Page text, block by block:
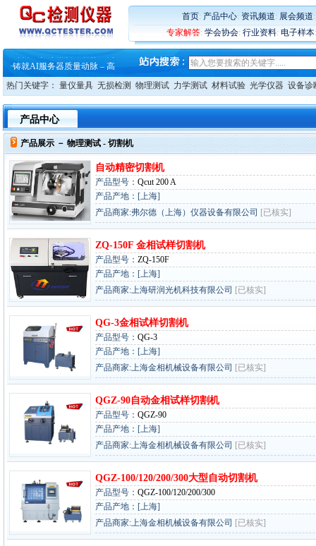
首页: 产品中心: 资讯频道: 展会频道
专家解答: 学会协会: 行业资料: 电子样本
蔡司软件 | 高效变形分析能
·铸就AI服务器质量动脉 – 高
·铸就AI服务器质量动脉 – 高
·ZEISS BOSELLO ADR 让内部缺
·蔡司和亿纬锂能达成战略合作
蔡司软件 | 高效变形分析能
·铸就AI服务器质量动脉 – 高
·铸就AI服务器质量动脉 – 高
·ZEISS BOSELLO ADR 让内部缺
蔡司和亿纬锂能达成战略合作
·大牌云集 买家升级 ——26
热门关键字： 量仪量具 无损检测 物理测试 力学测试 材料试验 光学仪器 设备诊
产品中心
产品展示 －物理测试- 切割机
自动精密切割机
产品型号： Qcut 200 A
产品产地：[上海]
产品商家:弗尔德（上海）仪器设备有限公司 [已核实]
ZQ-150F 金相试样切割机
产品型号： ZQ-150F
产品产地：[上海]
产品商家:上海研润光机科技有限公司 [已核实]
QG-3金相试样切割机
产品型号： QG-3
产品产地：[上海]
产品商家:上海金相机械设备有限公司 [已核实]
QGZ-90自动金相试样切割机
产品型号： QGZ-90
产品产地：[上海]
产品商家:上海金相机械设备有限公司 [已核实]
QGZ-100/120/200/300大型自动切割机
产品型号： QGZ-100/120/200/300
产品产地：[上海]
产品商家:上海金相机械设备有限公司 [已核实]